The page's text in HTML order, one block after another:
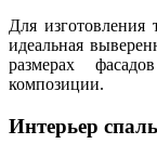
Для изготовления
идеальная
размерах
композиции.
Интерьер